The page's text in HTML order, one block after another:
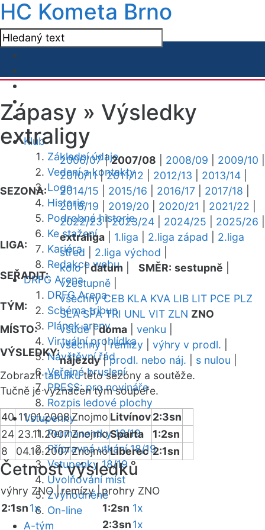
HC Kometa Brno
Klub
Základní údaje
Vedení a kontakty
Logo
Historie
Podrobná historie
Ke stažení
Kariéra
Redakce webu
DRFG Arena
DRFG Arena
Schéma tribun
Plánek areny
Virtuální prohlídka
Návštěvní řád
Veřejné bruslení
PRESS: pro novináře
Rozpis ledové plochy
Vstupenky
Permanentky 18/19
Přípravná utkání 18/19
Vstupenky 18/19
Uvolňování míst
Zvýhodněné
On-line
A-tým
Zápasy » Výsledky
extraligy
SEZONA:
2006/07|2007/08 2008/09 2009/10
2010/11|2011/12 2012/13 2013/14
2014/15
2015/16 2016/17 2017/18
2018/19
2019/20 2020/21 2021/22
2022/23|2023/24 2024/25 2025/26
LIGA:
extraliga 1.liga 2.liga západ
2.liga
střed
2.liga východ
SEŘADIT:
kolo|datum SMĚR: sestupně
vzestupně
TÝM:
všechny CEB KLA KVA LIB LIT PCE PLZ
SLA SPA TRI UNL VIT ZLN ZNO
MÍSTO:
všude|doma venku
VÝSLEDKY:
všechny|remízy výhry v prodl.
nájezdy|prodl. nebo náj. s nulou
Zobrazittabulkutéto sezóny a soutěže.
Tučně je vyznačen tým soupeře.
40 11.01.2008Znojmo Litvínov2:3sn
24 23.11.2007ZnojmoSparta
1:2sn
8
04.10.2007ZnojmoLiberec 2:1sn
Četnost výsledků
výhry ZNO |remízy |prohry ZNO
2:1sn1x 1:2sn 1x
2:3sn1x